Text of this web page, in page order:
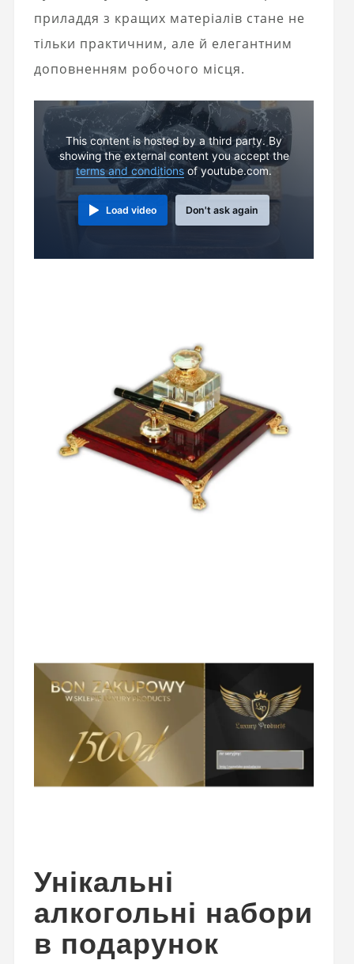
приладдя з кращих матеріалів стане не
тільки практичним, але й елегантним
доповненням робочого місця.
This content is hosted by a third party. By
showing the external content you accept the
terms and conditions of youtube.com.
Load video Don't ask again
Унікальні
алкогольні набори
в подарунок